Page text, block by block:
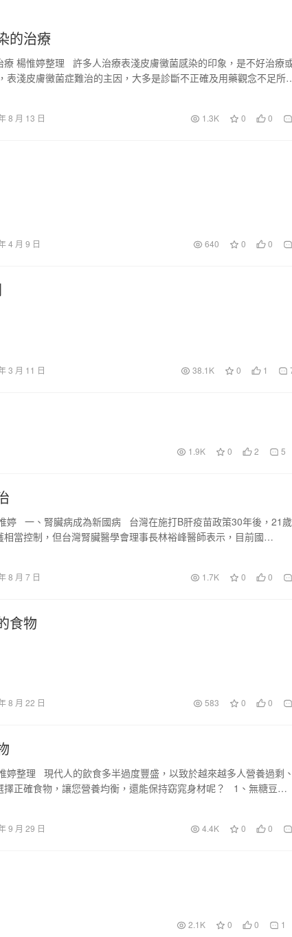
的治療
療 楊惟婷整理 許多人治療表淺皮膚黴菌感染的印象，是不好治療
表淺皮膚黴菌症難治的主因，大多是診斷不正確及用藥觀念不足所
8 月 13 日 1.3K 0 0
4 月 9 日 640 0 0
3 月 11 日 38.1K 0 1
1.9K 0 2 5
婷 一、腎臟病成為新國病 台灣在施打B肝疫苗政策30年後，21歲
相當控制，但台灣腎臟醫學會理事長林裕峰醫師表示，目前國…
8 月 7 日 1.7K 0 0
食物
8 月 22 日 583 0 0
婷整理 現代人的飲食多半過度豐盛，以致於越來越多人營養過剩
擇正確食物，讓您營養均衡，還能保持窈窕身材呢？ 1、無糖豆…
9 月 29 日 4.4K 0 0
2.1K 0 0 1